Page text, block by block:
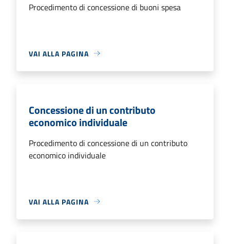
Procedimento di concessione di buoni spesa
VAI ALLA PAGINA
Concessione di un contributo
economico individuale
Procedimento di concessione di un contributo
economico individuale
VAI ALLA PAGINA